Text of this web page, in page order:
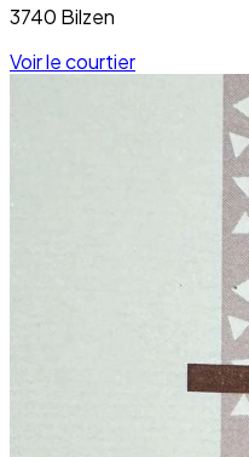
3740 Bilzen
Voir le courtier